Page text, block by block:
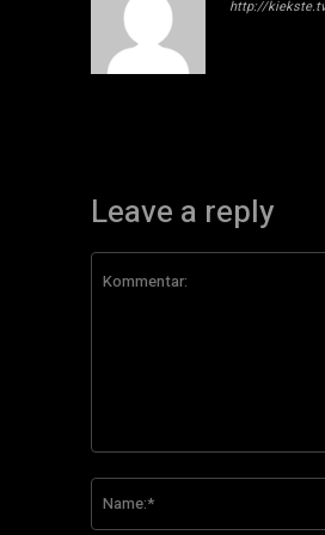
http://kiekste.tv
Leave a reply